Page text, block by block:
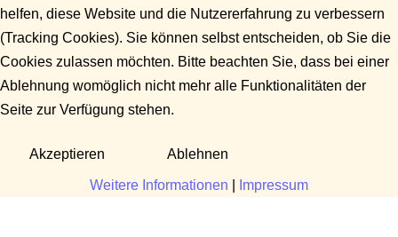
helfen, diese Website und die Nutzererfahrung zu verbessern
(Tracking Cookies). Sie können selbst entscheiden, ob Sie die
Cookies zulassen möchten. Bitte beachten Sie, dass bei einer
Ablehnung womöglich nicht mehr alle Funktionalitäten der
Seite zur Verfügung stehen.
Akzeptieren Ablehnen
Weitere Informationen Impressum